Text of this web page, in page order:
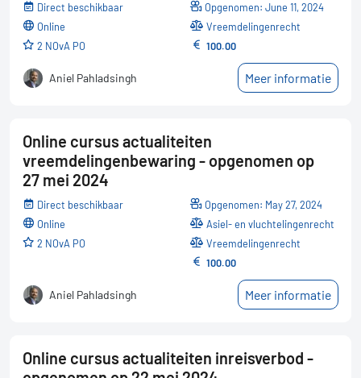
Direct beschikbaar
online
2 NOvA PO
Opgenomen: June 11, 2024
Vreemdelingenrecht
100.00
Aniel Pahladsingh Meer informatie
Online cursus actualiteiten
vreemdelingenbewaring - opgenomen op
27 mei 2024
Direct beschikbaar
online
2 NOvA PO
Opgenomen: May 27, 2024
Asiel- en vluchtelingenrecht
Vreemdelingenrecht
100.00
Aniel Pahladsingh Meer informatie
Online cursus actualiteiten inreisverbod -